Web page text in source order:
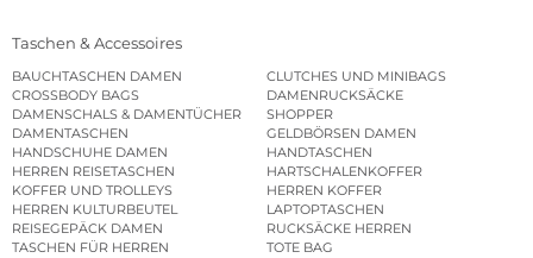
Taschen & Accessoires
BAUCHTASCHEN DAMEN
CLUTCHES UND MINIBAGS
CROSSBODY BAGS
DAMENRUCKSÄCKE
DAMENSCHALS & DAMENTÜCHER
SHOPPER
DAMENTASCHEN
GELDBÖRSEN DAMEN
HANDSCHUHE DAMEN
HANDTASCHEN
HERREN REISETASCHEN
HARTSCHALENKOFFER
KOFFER UND TROLLEYS
HERREN KOFFER
HERREN KULTURBEUTEL
LAPTOPTASCHEN
REISEGEPÄCK DAMEN
RUCKSÄCKE HERREN
TASCHEN FÜR HERREN
TOTE BAG